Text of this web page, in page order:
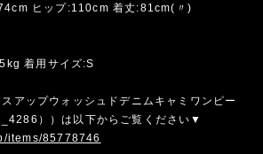
ヒップ:110cm 着丈:81cm(〃)
着用サイズ:S
アップウォッシュドデニムキャミワンピー
））は以下からご覧ください▼
items/85778746